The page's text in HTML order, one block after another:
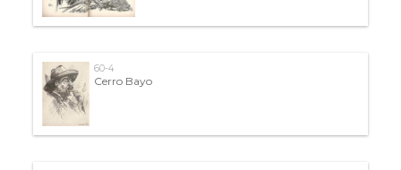
60-4
Cerro Bayo